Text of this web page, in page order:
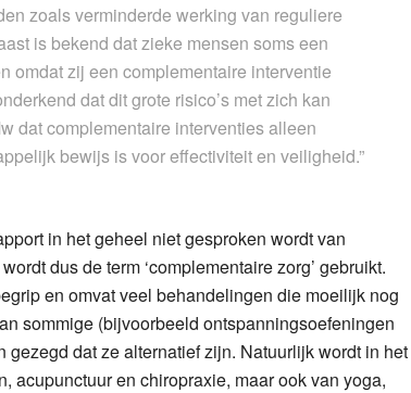
zoals verminderde werking van reguliere
is bekend dat zieke mensen soms een
omdat zij een complementaire interventie
dat dit grote risico’s met zich kan
dat complementaire interventies alleen
bewijs is voor effectiviteit en veiligheid.”
in het geheel niet gesproken wordt van
dus de term ‘complementaire zorg’ gebruikt.
en omvat veel behandelingen die moeilijk nog
sommige (bijvoorbeeld ontspanningsoefeningen
dat ze alternatief zijn. Natuurlijk wordt in het
acupunctuur en chiropraxie, maar ook van yoga,